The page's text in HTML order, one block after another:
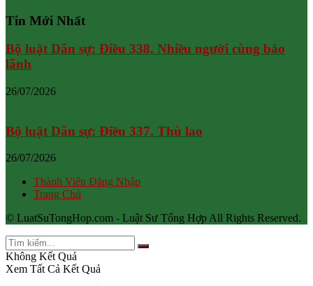
Tin Mới Nhất
Bộ luật Dân sự: Điều 338. Nhiều người cùng bảo
lãnh
26/07/2026
Bộ luật Dân sự: Điều 337. Thù lao
26/07/2026
Thành Viên Đăng Nhập
Trang Chủ
© LuatSuTongHop.com - Luật Sư Tổng Hợp All Rights Reserved.
Không Kết Quả
Xem Tất Cả Kết Quả